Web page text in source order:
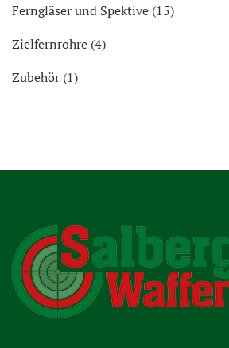
Ferngläser und Spektive (15)
Zielfernrohre (4)
Zubehör (1)